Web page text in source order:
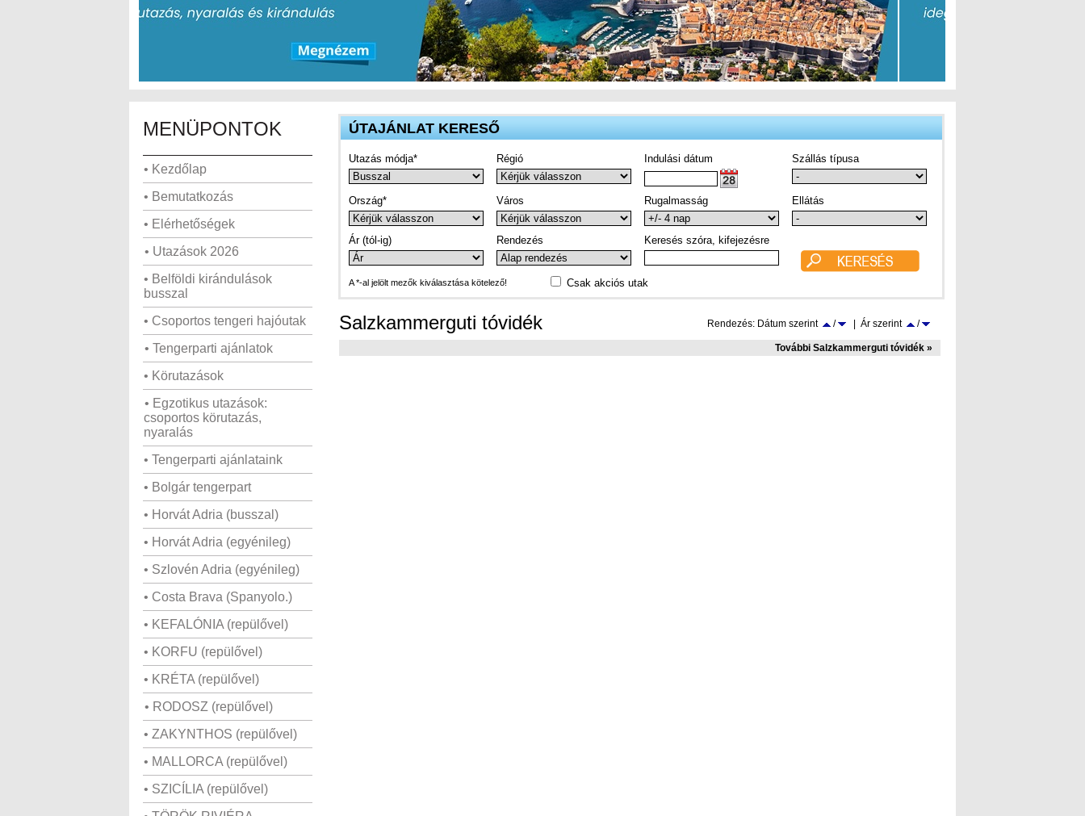
MENÜPONTOK
• Kezdőlap
• Bemutatkozás
• Elérhetőségek
• Utazások 2026
• Belföldi kirándulások
busszal
• Csoportos tengeri hajóutak
• Tengerparti ajánlatok
• Körutazások
• Egzotikus utazások:
csoportos körutazás,
nyaralás
• Tengerparti ajánlataink
• Bolgár tengerpart
• Horvát Adria (busszal)
• Horvát Adria (egyénileg)
• Szlovén Adria (egyénileg)
• Costa Brava (Spanyolo.)
• KEFALÓNIA (repülővel)
• KORFU (repülővel)
• KRÉTA (repülővel)
• RODOSZ (repülővel)
• ZAKYNTHOS (repülővel)
• MALLORCA (repülővel)
• SZICÍLIA (repülővel)
ÚTAJÁNLAT KERESŐ
Utazás módja* Régió Indulási dátum Szállás típusa
Ország* Város Rugalmasság Ellátás
Ár (tól-ig) Rendezés Keresés szóra, kifejezésre
A *-al jelölt mezők kiválasztása kötelező! Csak akciós utak
Salzkammerguti tóvidék Rendezés: Dátum szerint / | Ár szerint /
További Salzkammerguti tóvidék »